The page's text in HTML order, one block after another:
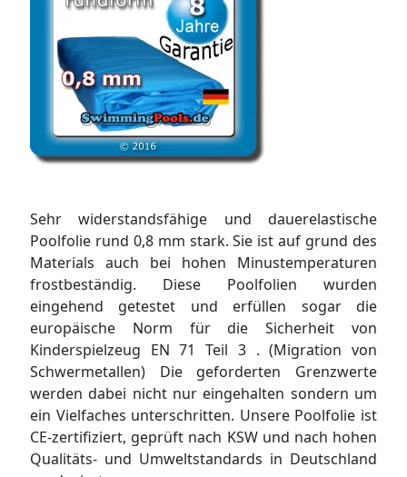
Sehr widerstandsfähige und dauerelastische
Poolfolie rund 0,8 mm stark. Sie ist auf grund des
Materials auch bei hohen Minustemperaturen
frostbeständig. Diese Poolfolien wurden
eingehend getestet und erfüllen sogar die
europäische Norm für die Sicherheit von
Kinderspielzeug EN 71 Teil 3 . (Migration von
Schwermetallen) Die geforderten Grenzwerte
werden dabei nicht nur eingehalten sondern um
ein Vielfaches unterschritten. Unsere Poolfolie ist
CE-zertifiziert, geprüft nach KSW und nach hohen
Qualitäts- und Umweltstandards in Deutschland